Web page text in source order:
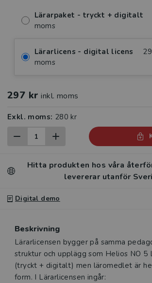
Lärarpaket - tryckt + digitalt
moms
Lärarlicens - digital licens
moms
297 kr inkl. moms
Exkl. moms: 280 kr
Hitta produkten hos våra
levererar utanför
Digital demo
Beskrivning
Lärarlicensen bygger på samma
struktur och upplägg som Helios NO 5
(tryckt + digitalt) men läromedlet är
form. I Lärarlicensen ingår: